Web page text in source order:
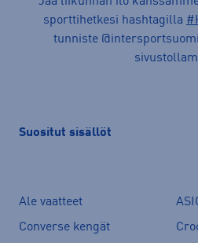
sporttihetkesi hashtagilla
tunniste
Suositut sisällöt
Ale vaatteet
Converse kengät